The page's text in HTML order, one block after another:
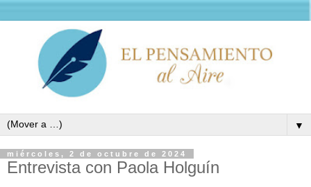
▼
miércoles, 2 de octubre de 2024
Entrevista con Paola Holguín